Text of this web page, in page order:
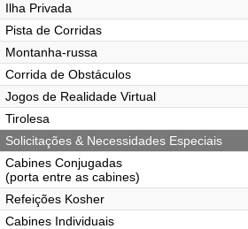
Ilha Privada
Pista de Corridas
Montanha-russa
Corrida de Obstáculos
Jogos de Realidade Virtual
Tirolesa
Solicitações & Necessidades Especiais
Cabines Conjugadas
(porta entre as cabines)
Refeições Kosher
Cabines Individuais